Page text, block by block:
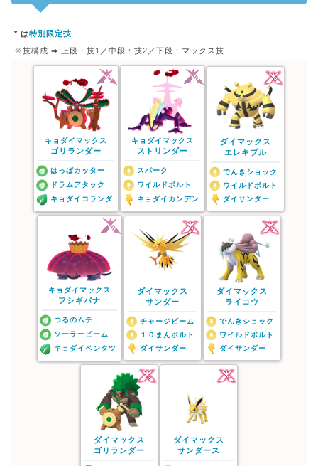
* は特別限定技
※技構成 ➡︎ 上段：技1／中段：技2／下段：マックス技
キョダイマックス
ゴリランダー
はっぱカッター
ドラムアタック
キョダイコランダ
キョダイマックス
ストリンダー
スパーク
ワイルドボルト
キョダイカンデン
ダイマックス
エレキブル
でんきショック
ワイルドボルト
ダイサンダー
キョダイマックス
フシギバナ
つるのムチ
ソーラービーム
キョダイベンタツ
ダイマックス
サンダー
チャージビーム
１０まんボルト
ダイサンダー
ダイマックス
ライコウ
でんきショック
ワイルドボルト
ダイサンダー
ダイマックス
ゴリランダー
ダイマックス
サンダース